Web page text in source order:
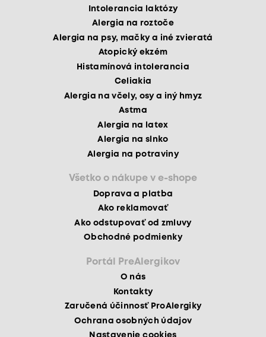
Intolerancia laktózy
Alergia na roztoče
Alergia na psy, mačky a iné zvieratá
Atopický ekzém
Histamínová intolerancia
Celiakia
Alergia na včely, osy a iný hmyz
Astma
Alergia na latex
Alergia na slnko
Alergia na potraviny
Všetko o nákupe v e-shope
Doprava a platba
Ako reklamovať
Ako odstupovať od zmluvy
Obchodné podmienky
Portál PreAlergikov
O nás
Kontakty
Zaručená účinnosť ProAlergiky
Ochrana osobných údajov
Nastavenie cookies